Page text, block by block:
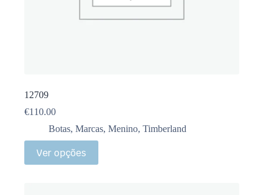
12709
€110.00
Botas, Marcas, Menino, Timberland
Ver opções